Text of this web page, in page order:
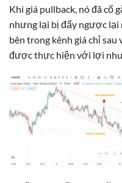
Khi giá pullback, nó đã cố
nhưng lại bị đẩy ngược lại
bên trong kênh giá chỉ
được thực hiện với lợi